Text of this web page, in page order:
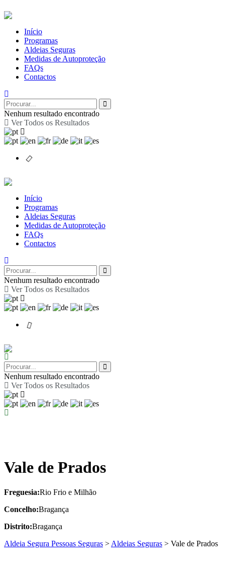
Início
Programas
Aldeias Seguras
Medidas de Autoproteção
FAQs
Contactos
Nenhum resultado encontrado
Ver Todos os Resultados
Início
Programas
Aldeias Seguras
Medidas de Autoproteção
FAQs
Contactos
Nenhum resultado encontrado
Ver Todos os Resultados
Nenhum resultado encontrado
Ver Todos os Resultados
Vale de Prados
Freguesia:Rio Frio e Milhão
Concelho:Bragança
Distrito:Bragança
Aldeia Segura Pessoas Seguras > Aldeias Seguras > Vale de Prados